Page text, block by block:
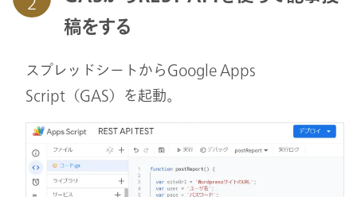
稿をする
スプレッドシートからGoogle Apps
Script（GAS）を起動。